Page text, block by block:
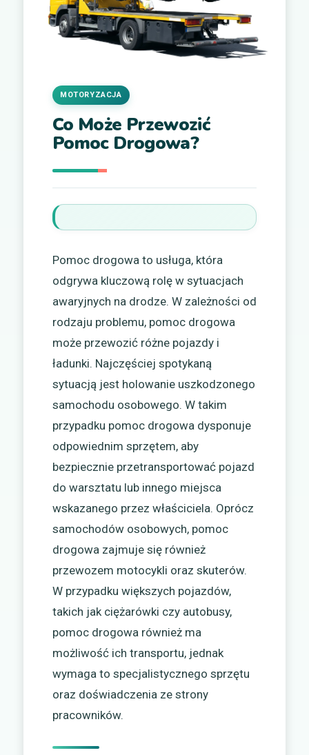
Co Może Przewozić
Pomoc Drogowa?
MOTORYZACJA
Pomoc drogowa to usługa, która
odgrywa kluczową rolę w sytuacjach
awaryjnych na drodze. W zależności od
rodzaju problemu, pomoc drogowa
może przewozić różne pojazdy i
ładunki. Najczęściej spotykaną
sytuacją jest holowanie uszkodzonego
samochodu osobowego. W takim
przypadku pomoc drogowa dysponuje
odpowiednim sprzętem, aby
bezpiecznie przetransportować pojazd
do warsztatu lub innego miejsca
wskazanego przez właściciela. Oprócz
samochodów osobowych, pomoc
drogowa zajmuje się również
przewozem motocykli oraz skuterów.
W przypadku większych pojazdów,
takich jak ciężarówki czy autobusy,
pomoc drogowa również ma
możliwość ich transportu, jednak
wymaga to specjalistycznego sprzętu
oraz doświadczenia ze strony
pracowników.